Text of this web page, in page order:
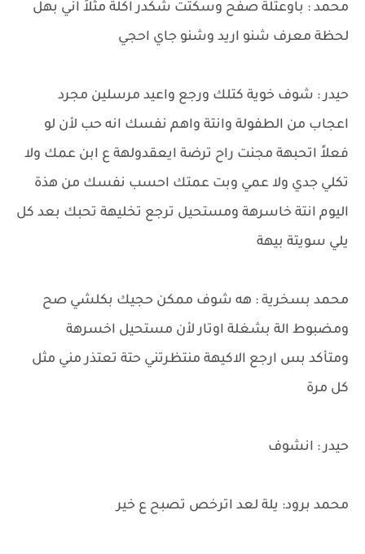
محمد : باوعتلة صفح وسكتت شكدر اكلة مثلاً اني بهل
لحظة معرف شنو اريد وشنو جاي احجي
حيدر : شوف خوية كتلك ورجع واعيد مرسلين مجرد
اعجاب من الطفولة وانتة واهم نفسك انه حب لأن لو
فعلاً اتحبهة مجنت راح ترضة ايعقدولهة ع ابن عمك ولا
تكلي جدي ولا عمي وبت عمتك احسب نفسك من هذة
اليوم انتة خاسرهة ومستحيل ترجع تخليهة تحبك بعد كل
يلي سويتة بيهة
محمد بسخرية : هه شوف ممكن حجيك بكلشي صح
ومضبوط الة بشغلة اوتار لأن مستحيل اخسرهة
ومتأكد بس ارجع الاكيهة منتظرتني حتة تعتذر مني مثل
كل مرة
حيدر : انشوف
محمد برود: يلة لعد اترخص تصبح ع خير